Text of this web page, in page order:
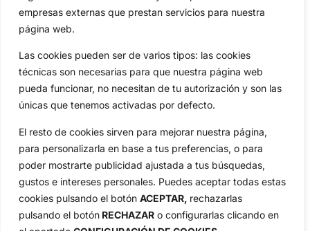
empresas externas que prestan servicios para nuestra
página web.
Las cookies pueden ser de varios tipos: las cookies
técnicas son necesarias para que nuestra página web
pueda funcionar, no necesitan de tu autorización y son las
únicas que tenemos activadas por defecto.
El resto de cookies sirven para mejorar nuestra página,
para personalizarla en base a tus preferencias, o para
poder mostrarte publicidad ajustada a tus búsquedas,
gustos e intereses personales. Puedes aceptar todas estas
cookies pulsando el botón ACEPTAR, rechazarlas
pulsando el botón RECHAZAR o configurarlas clicando en
Compañía
Aviso Legal
Política de Privacidad
Política de Cookies
Publicidad
Newsletters
Copyright © 2025 OpenGolf | Diseño por TecnoQuatre